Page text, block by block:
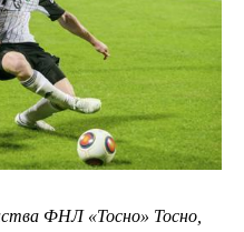
ФНЛ «Тосно» Тосно,